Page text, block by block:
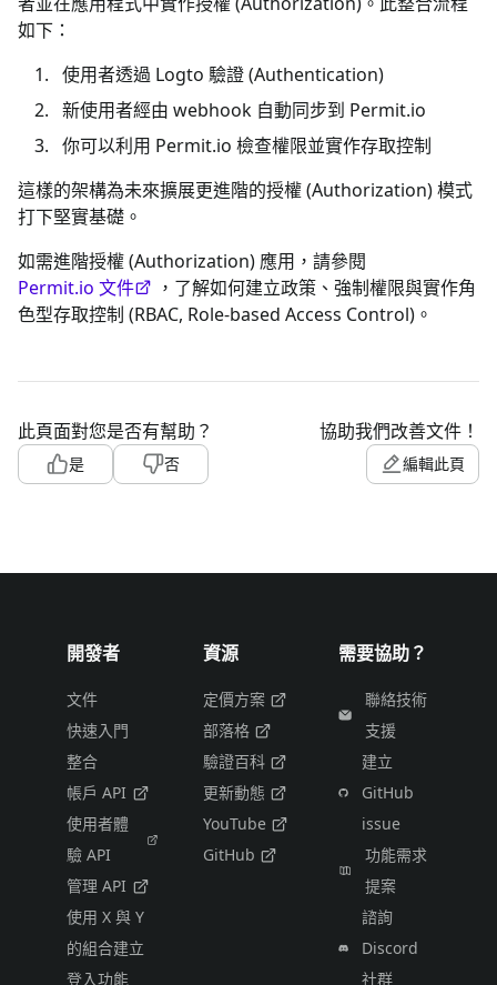
如下：
使用者透過 Logto 驗證 (Authentication)
新使用者經由 webhook 自動同步到 Permit.io
你可以利用 Permit.io 檢查權限並實作存取控制
這樣的架構為未來擴展更進階的授權 (Authorization) 模式
打下堅實基礎。
如需進階授權 (Authorization) 應用，請參閱
Permit.io 文件
，了解如何建立政策、強制權限與實作角
色型存取控制 (RBAC, Role-based Access Control)。
此頁面對您是否有幫助？
是 否
協助我們改善文件！
編輯此頁
開發者
文件
快速入門
整合
帳戶 API
使用者體
驗 API
管理 API
使用 X 與 Y
的組合建立
登入功能
資源
定價方案
部落格
驗證百科
更新動態
YouTube
GitHub
需要協助？
聯絡技術
支援
建立
GitHub
issue
功能需求
提案
諮詢
Discord
社群